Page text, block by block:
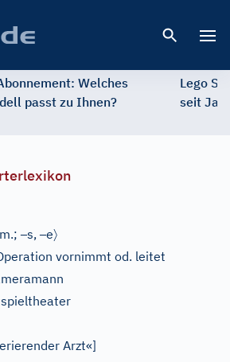
Welches
passt zu Ihnen?
Lego
seit
m.;–s,–e〉
vornimmt od. leitet
Arzt«]